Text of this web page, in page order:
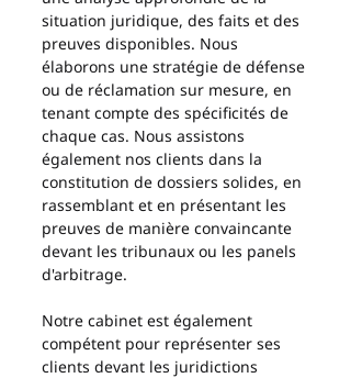
situation juridique, des faits et des
preuves disponibles. Nous
élaborons une stratégie de défense
ou de réclamation sur mesure, en
tenant compte des spécificités de
chaque cas. Nous assistons
également nos clients dans la
constitution de dossiers solides, en
rassemblant et en présentant les
preuves de manière convaincante
devant les tribunaux ou les panels
d'arbitrage.
Notre cabinet est également
compétent pour représenter ses
clients devant les juridictions